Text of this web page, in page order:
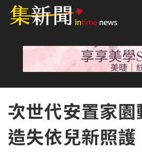
次世代安置家
造失依兒新照護